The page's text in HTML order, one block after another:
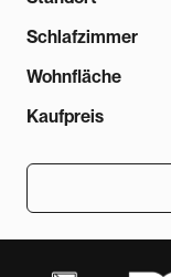
Schlafzimmer
Wohnfläche
Kaufpreis